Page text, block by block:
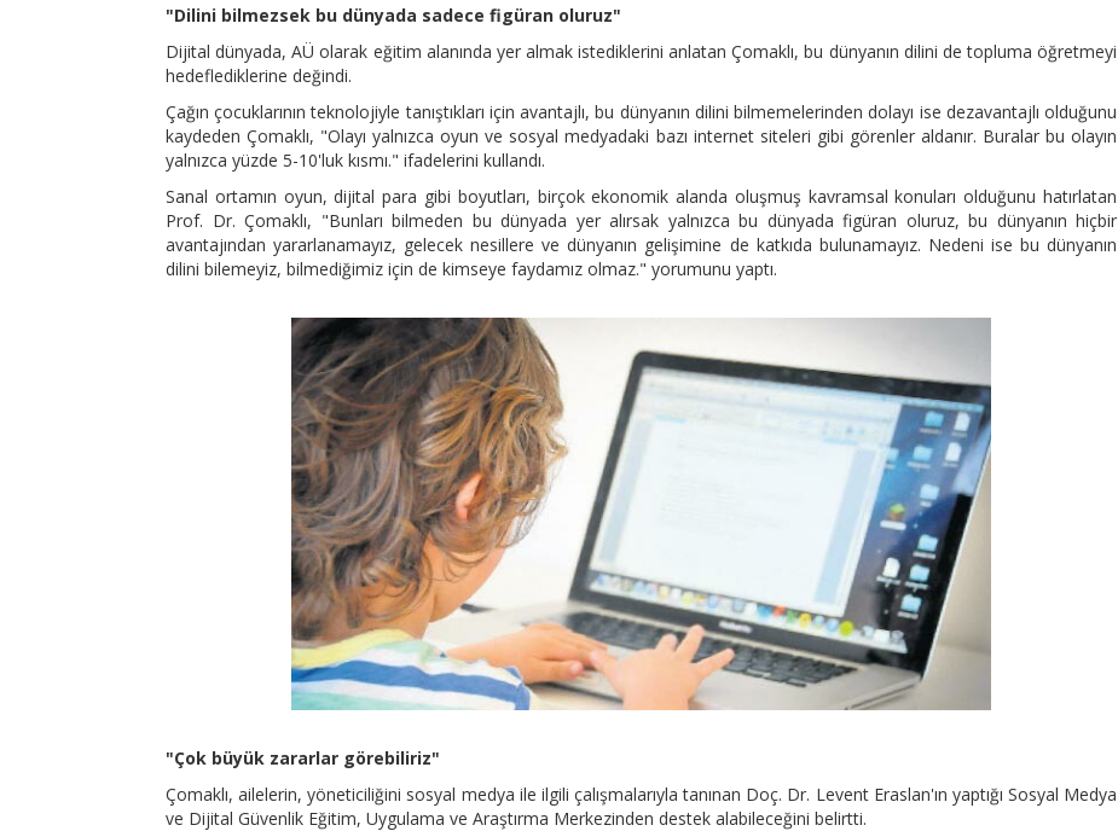
"Dilini bilmezsek bu dünyada sadece figüran oluruz"
Dijital dünyada, AÜ olarak eğitim alanında yer almak istediklerini anlatan Çomaklı, bu dünyanın dilini de topluma öğretmeyi
hedeflediklerine değindi.
Çağın çocuklarının teknolojiyle tanıştıkları için avantajlı, bu dünyanın dilini bilmemelerinden dolayı ise dezavantajlı olduğunu
kaydeden Çomaklı, "Olayı yalnızca oyun ve sosyal medyadaki bazı internet siteleri gibi görenler aldanır. Buralar bu olayın
yalnızca yüzde 5-10'luk kısmı." ifadelerini kullandı.
Sanal ortamın oyun, dijital para gibi boyutları, birçok ekonomik alanda oluşmuş kavramsal konuları olduğunu hatırlatan
Prof. Dr. Çomaklı, "Bunları bilmeden bu dünyada yer alırsak yalnızca bu dünyada figüran oluruz, bu dünyanın hiçbir
avantajından yararlanamayız, gelecek nesillere ve dünyanın gelişimine de katkıda bulunamayız. Nedeni ise bu dünyanın
dilini bilemeyiz, bilmediğimiz için de kimseye faydamız olmaz." yorumunu yaptı.
"Çok büyük zararlar görebiliriz"
Çomaklı, ailelerin, yöneticiliğini sosyal medya ile ilgili çalışmalarıyla tanınan Doç. Dr. Levent Eraslan'ın yaptığı Sosyal Medya
ve Dijital Güvenlik Eğitim, Uygulama ve Araştırma Merkezinden destek alabileceğini belirtti.